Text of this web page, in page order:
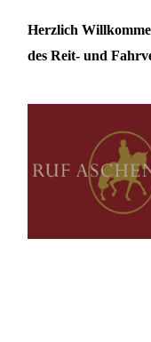
Herzlich
des Reit- und